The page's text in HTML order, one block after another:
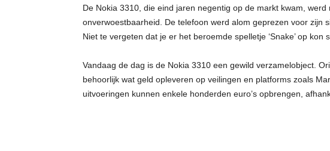
De Nokia 3310, die eind jaren negentig op de markt kwam,
onverwoestbaarheid. De telefoon werd alom geprezen voor zijn
Niet te vergeten dat je er het beroemde spelletje ‘Snake’ op kon
Vandaag de dag is de Nokia 3310 een gewild verzamelobject.
behoorlijk wat geld opleveren op veilingen en platforms zoals
uitvoeringen kunnen enkele honderden euro’s opbrengen,